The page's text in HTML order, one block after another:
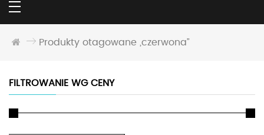
Produkty otagowane „czerwona”
FILTROWANIE WG CENY